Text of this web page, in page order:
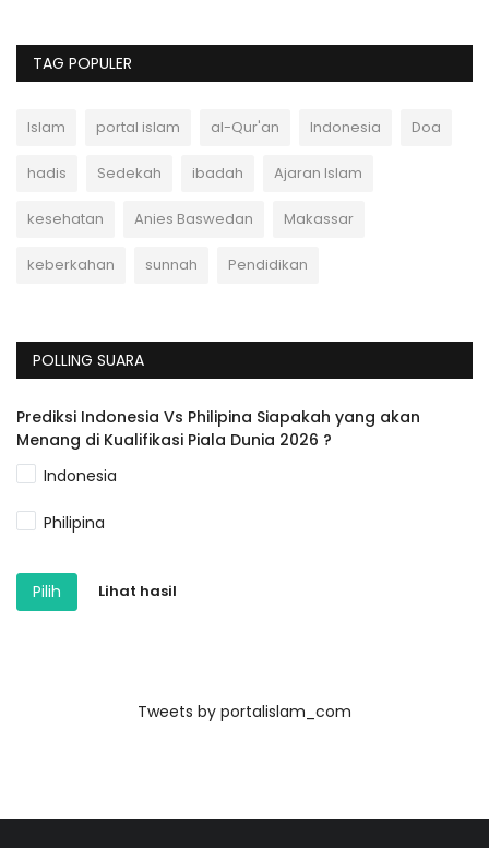
TAG POPULER
Islam portal islam al-Qur'an Indonesia Doa
hadis Sedekah ibadah Ajaran Islam
kesehatan Anies Baswedan Makassar
keberkahan sunnah Pendidikan
POLLING SUARA
Prediksi Indonesia Vs Philipina Siapakah yang akan
Menang di Kualifikasi Piala Dunia 2026 ?
Indonesia
Philipina
Pilih Lihat hasil
Tweets by portalislam_com